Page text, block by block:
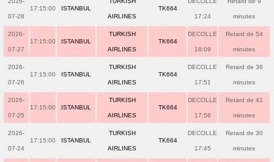
07-28
17:15:00 ISTANBUL
AIRLINES
TK664
17:24 minutes
2026-
07-27
17:15:00 ISTANBUL
TURKISH
AIRLINES
TK664
DECOLLE
18:09
Retard de 54
minutes
2026-
07-26
17:15:00 ISTANBUL
TURKISH
AIRLINES
TK664
DECOLLE
17:51
Retard de 36
minutes
2026-
07-25
17:15:00 ISTANBUL
TURKISH
AIRLINES
TK664
DECOLLE
17:56
Retard de 41
minutes
2026-
07-24
17:15:00 ISTANBUL
TURKISH
AIRLINES
TK664
DECOLLE
17:45
Retard de 30
minutes